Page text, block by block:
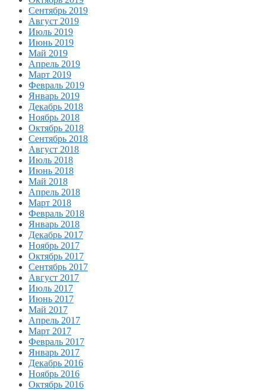
Сентябрь 2019
Август 2019
Июль 2019
Июнь 2019
Май 2019
Апрель 2019
Март 2019
Февраль 2019
Январь 2019
Декабрь 2018
Ноябрь 2018
Октябрь 2018
Сентябрь 2018
Август 2018
Июль 2018
Июнь 2018
Май 2018
Апрель 2018
Март 2018
Февраль 2018
Январь 2018
Декабрь 2017
Ноябрь 2017
Октябрь 2017
Сентябрь 2017
Август 2017
Июль 2017
Июнь 2017
Май 2017
Апрель 2017
Март 2017
Февраль 2017
Январь 2017
Декабрь 2016
Ноябрь 2016
Октябрь 2016